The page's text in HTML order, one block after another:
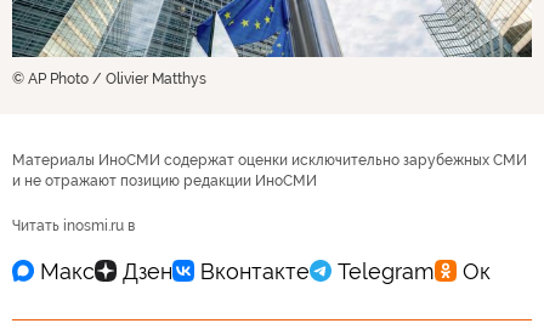
© AP Photo / Olivier Matthys
Материалы ИноСМИ содержат оценки исключительно зарубежных СМИ
и не отражают позицию редакции ИноСМИ
Читать inosmi.ru в